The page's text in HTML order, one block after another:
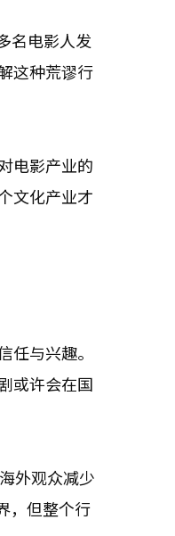
名电影人发
这种荒谬行
电影产业的
文化产业才
与兴趣。
或许会在国
外观众减少
，但整个行